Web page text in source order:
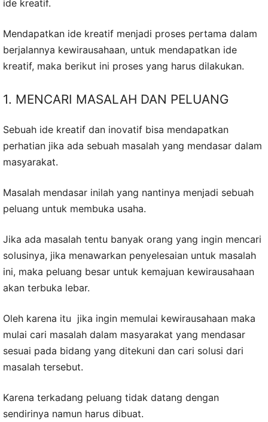
ide kreatif.
Mendapatkan ide kreatif menjadi proses pertama dalam
berjalannya kewirausahaan, untuk mendapatkan ide
kreatif, maka berikut ini proses yang harus dilakukan.
1. MENCARI MASALAH DAN PELUANG
Sebuah ide kreatif dan inovatif bisa mendapatkan
perhatian jika ada sebuah masalah yang mendasar dalam
masyarakat.
Masalah mendasar inilah yang nantinya menjadi sebuah
peluang untuk membuka usaha.
Jika ada masalah tentu banyak orang yang ingin mencari
solusinya, jika menawarkan penyelesaian untuk masalah
ini, maka peluang besar untuk kemajuan kewirausahaan
akan terbuka lebar.
Oleh karena itu jika ingin memulai kewirausahaan maka
mulai cari masalah dalam masyarakat yang mendasar
sesuai pada bidang yang ditekuni dan cari solusi dari
masalah tersebut.
Karena terkadang peluang tidak datang dengan
sendirinya namun harus dibuat.